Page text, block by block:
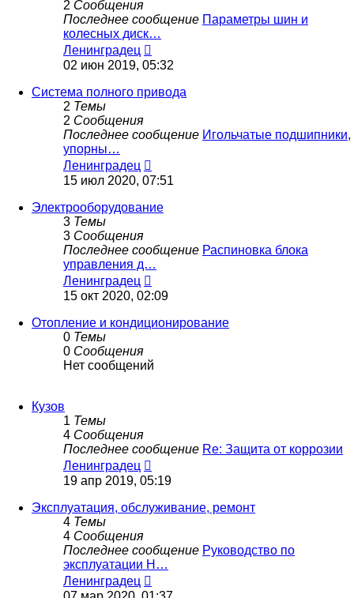
2 Сообщения
Последнее сообщение Параметры шин и
колесных диск…
Ленинградец
к
сообщению
02 июн 2019, 05:32
Система полного привода
2 Темы
2 Сообщения
Последнее сообщение Игольчатые подшипники,
упорны…
Ленинградец
к
сообщению
15 июл 2020, 07:51
Электрооборудование
3 Темы
3 Сообщения
Последнее сообщение Распиновка блока
управления д…
Ленинградец
к
сообщению
15 окт 2020, 02:09
Отопление и кондиционирование
0 Темы
0 Сообщения
Нет сообщений
Кузов
1 Темы
4 Сообщения
Последнее сообщение Re: Защита от коррозии
Ленинградец
к
сообщению
19 апр 2019, 05:19
Эксплуатация, обслуживание, ремонт
4 Темы
4 Сообщения
Последнее сообщение Руководство по
эксплуатации H…
Ленинградец
к